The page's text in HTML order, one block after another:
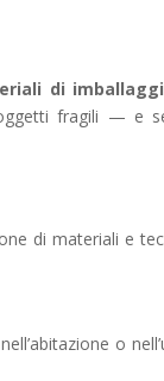
di
fragili — e
di materiali e
o